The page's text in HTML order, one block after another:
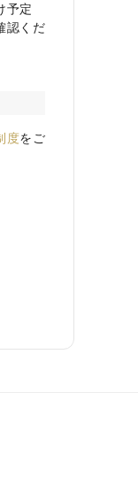
予定
認くだ
度をご